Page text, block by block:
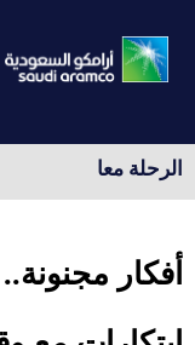
الرحلة معا
أفكار مجنونة..